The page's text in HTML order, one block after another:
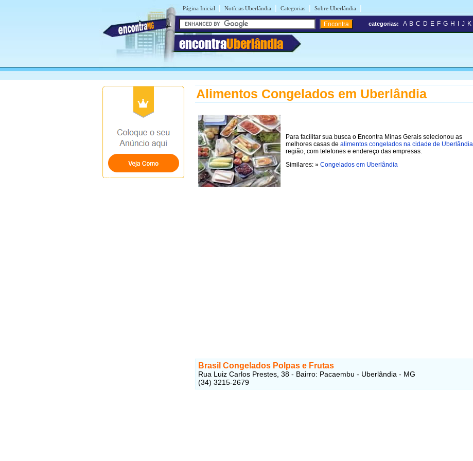
Página Inicial | Notícias Uberlândia | Categorias | Sobre Uberlândia |
encontraUberlândia
categorias: A B C D E F G H J K
Alimentos Congelados em Uberlândia
Para facilitar sua busca o Encontra Minas Gerais selecionou as
melhores casas de alimentos congelados na cidade de Uberlândia
região, com telefones e endereço das empresas.
Similares: » Congelados em Uberlândia
Brasil Congelados Polpas e Frutas
Rua Luiz Carlos Prestes, 38 - Bairro: Pacaembu - Uberlândia - MG
(34) 3215-2679